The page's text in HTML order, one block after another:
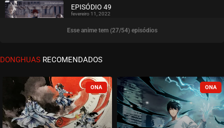
ASSISTIDO
EPISÓDIO 49
fevereiro 11, 2022
ASSISTIDO
EPISÓDIO 48
EPISÓDIO 47
janeiro 25, 2022
Esse anime tem (27/54) episódios
DONGHUAS RECOMENDADOS